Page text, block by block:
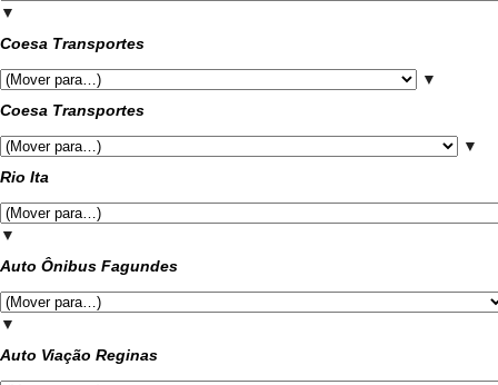
▼
Coesa Transportes
▼
Coesa Transportes
▼
Rio Ita
▼
Auto Ônibus Fagundes
▼
Auto Viação Reginas